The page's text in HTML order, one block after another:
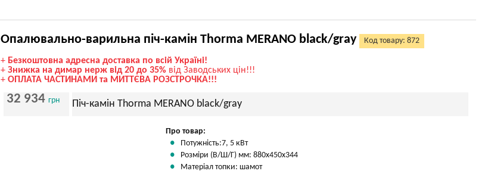
Опалювально-варильна піч-камін Thorma MERANO black/gray Код товару: 872
+ Безкоштовна адресна доставка по всій Україні!
+ Знижка на димар нерж від 20 до 35% від Заводських цін!!!
+ ОПЛАТА ЧАСТИНАМИ та МИТТЄВА РОЗСТРОЧКА!!!
32 934 грн Піч-камін Thorma MERANO black/gray
Про товар:
Потужність:7, 5 кВт
Розміри (В/Ш/Г) мм: 880х450х344
Матеріал топки: шамот